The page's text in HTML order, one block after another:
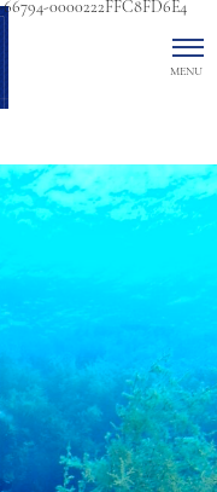
0000222FFC8FD6E4